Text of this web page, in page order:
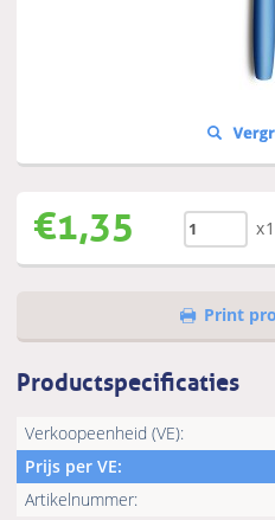
€1,35
Print
Productspecificaties
Verkoopeenheid (VE):
Prijs per VE:
Artikelnummer: